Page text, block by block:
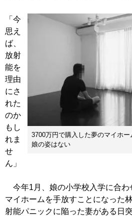
3700万円で購入した夢のマイホー
娘の姿はない
「今
思え
ば、
放射
能を
理由
にさ
れた
のか
もし
れま
せ
ん」
今年1月、娘の小学校入学に合わ
マイホームを手放すことになった
射能パニックに陥った妻がある日